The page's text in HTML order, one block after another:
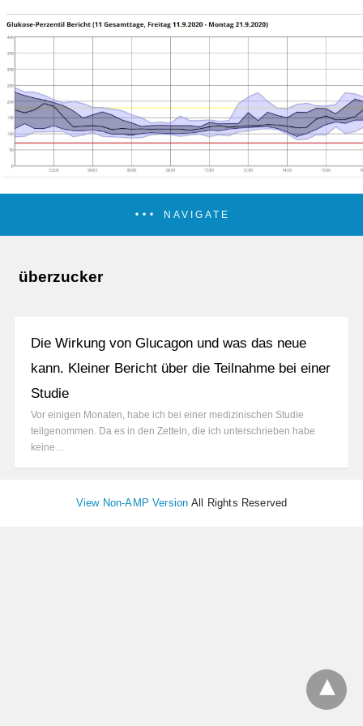
NAVIGATE
überzucker
Die Wirkung von Glucagon und was das neue
kann. Kleiner Bericht über die Teilnahme bei einer
Studie
Vor einigen Monaten, habe ich bei einer medizinischen Studie
teilgenommen. Da es in den Zetteln, die ich unterschrieben habe
keine…
View Non-AMP Version All Rights Reserved